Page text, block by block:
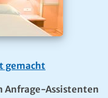
gemacht
Anfrage-Assistenten